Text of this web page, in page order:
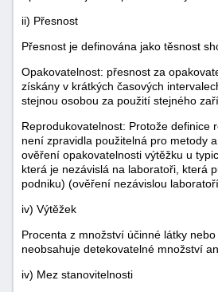
ii) Přesnost
Přesnost je definována jako těsnost
Opakovatelnost: přesnost za
získány v krátkých časových
stejnou osobou za použití stejného
Reprodukovatelnost: Protože
není zpravidla použitelná pro metody
ověření opakovatelnosti výtěžku u
která je nezávislá na laboratoři, která
podniku) (ověření nezávislou
iv) Výtěžek
Procenta z množství účinné látky
neobsahuje detekovatelné množství
iv) Mez stanovitelnosti